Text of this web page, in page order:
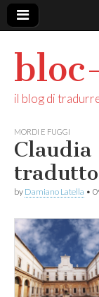
il blog di
MORDI E FUGGI
by Damiano Latella •